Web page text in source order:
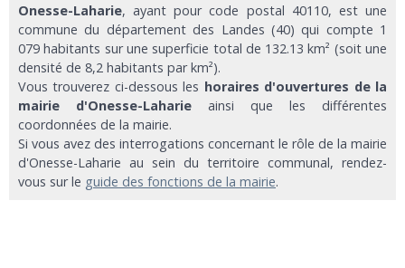
Onesse-Laharie, ayant pour code postal 40110, est une
commune du département des Landes (40) qui compte 1
079 habitants sur une superficie total de 132.13 km² (soit une
densité de 8,2 habitants par km²).
Vous trouverez ci-dessous les horaires d'ouvertures de la
mairie d'Onesse-Laharie ainsi que les différentes
coordonnées de la mairie.
Si vous avez des interrogations concernant le rôle de la mairie
d'Onesse-Laharie au sein du territoire communal, rendez-
vous sur le guide des fonctions de la mairie.